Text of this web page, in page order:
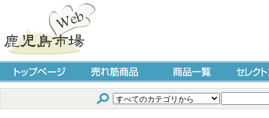
トップページ 売れ筋商品 商品一覧 セレクト